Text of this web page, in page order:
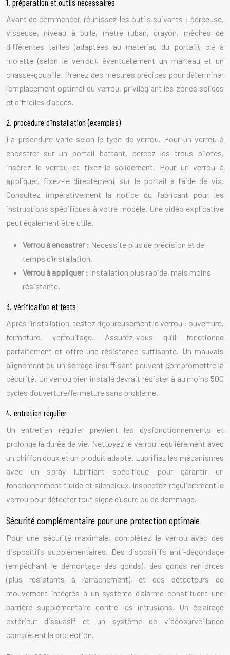
Avant de commencer, réunissez les outils suivants : perceuse,
visseuse, niveau à bulle, mètre ruban, crayon, mèches de
différentes tailles (adaptées au matériau du portail), clé à
molette (selon le verrou), éventuellement un marteau et un
chasse-goupille. Prenez des mesures précises pour déterminer
l’emplacement optimal du verrou, privilégiant les zones solides
et difficiles d’accès.
2. procédure d’installation (exemples)
La procédure varie selon le type de verrou. Pour un verrou à
encastrer sur un portail battant, percez les trous pilotes,
insérez le verrou et fixez-le solidement. Pour un verrou à
appliquer, fixez-le directement sur le portail à l’aide de vis.
Consultez impérativement la notice du fabricant pour les
instructions spécifiques à votre modèle. Une vidéo explicative
peut également être utile.
Verrou à encastrer : Nécessite plus de précision et de
temps d’installation.
Verrou à appliquer : Installation plus rapide, mais moins
résistante.
3. vérification et tests
Après l’installation, testez rigoureusement le verrou : ouverture,
fermeture, verrouillage. Assurez-vous qu’il fonctionne
parfaitement et offre une résistance suffisante. Un mauvais
alignement ou un serrage insuffisant peuvent compromettre la
sécurité. Un verrou bien installé devrait résister à au moins 500
cycles d’ouverture/fermeture sans problème.
4. entretien régulier
Un entretien régulier prévient les dysfonctionnements et
prolonge la durée de vie. Nettoyez le verrou régulièrement avec
un chiffon doux et un produit adapté. Lubrifiez les mécanismes
avec un spray lubrifiant spécifique pour garantir un
fonctionnement fluide et silencieux. Inspectez régulièrement le
verrou pour détecter tout signe d’usure ou de dommage.
Sécurité complémentaire pour une protection optimale
Pour une sécurité maximale, complétez le verrou avec des
dispositifs supplémentaires. Des dispositifs anti-dégondage
(empêchant le démontage des gonds), des gonds renforcés
(plus résistants à l’arrachement), et des détecteurs de
mouvement intégrés à un système d’alarme constituent une
barrière supplémentaire contre les intrusions. Un éclairage
extérieur dissuasif et un système de vidéosurveillance
complètent la protection.